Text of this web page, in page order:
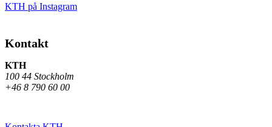
KTH på Instagram
Kontakt
KTH
100 44 Stockholm
+46 8 790 60 00